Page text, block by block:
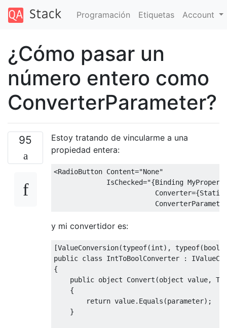
Programación Etiquetas Account
¿Cómo pasar un
número entero como
ConverterParameter?
95
Estoy tratando de vincularme a una
propiedad entera:
<RadioButton Content="None"
IsChecked="{Binding
y mi convertidor es:
[ValueConversion(typeof(int), typeof(bool
public class IntToBoolConverter :
{
public object Convert (object value,
{
return value. Equals (parameter);
}